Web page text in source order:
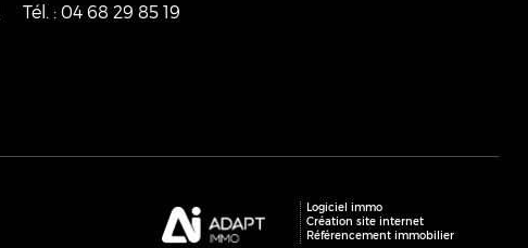
Tél. : 04 68 29 85 19
Logiciel immo
Création site internet
Référencement immobilier